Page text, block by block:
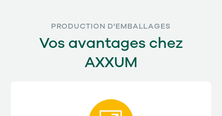
PRODUCTION D'EMBALLAGES
Vos avantages chez
AXXUM